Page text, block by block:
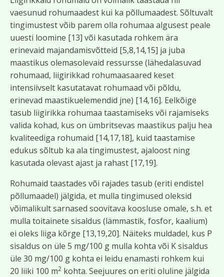
vaesunud rohumaadest kui ka põllumaadest. Sõltuvalt
tingimustest võib parem olla rohumaa algusest peale
uuesti loomine [13] või kasutada rohkem ära
erinevaid majandamisvõtteid [5,8,14,15] ja juba
maastikus olemasolevaid ressursse (lähedalasuvad
rohumaad, liigirikkad rohumaasaared keset
intensiivselt kasutatavat rohumaad või põldu,
erinevad maastikuelemendid jne) [14,16]. Eelkõige
tasub liigirikka rohumaa taastamiseks või rajamiseks
valida kohad, kus on ümbritsevas maastikus palju hea
kvaliteediga rohumaid [14,17,18], kuid taastamise
edukus sõltub ka ala tingimustest, ajaloost ning
kasutada olevast ajast ja rahast [17,19].
Rohumaid taastades või rajades tasub (eriti endistel
põllumaadel) jälgida, et mulla tingimused oleksid
võimalikult sarnased soovitava koosluse omale, s.h. et
mulla toitainete sisaldus (lämmastik, fosfor, kaalium)
ei oleks liiga kõrge [13,19,20]. Näiteks muldadel, kus P
sisaldus on üle 5 mg/100 g mulla kohta või K sisaldus
üle 30 mg/100 g kohta ei leidu enamasti rohkem kui
20 liiki 100 m2 kohta. Seejuures on eriti oluline jälgida